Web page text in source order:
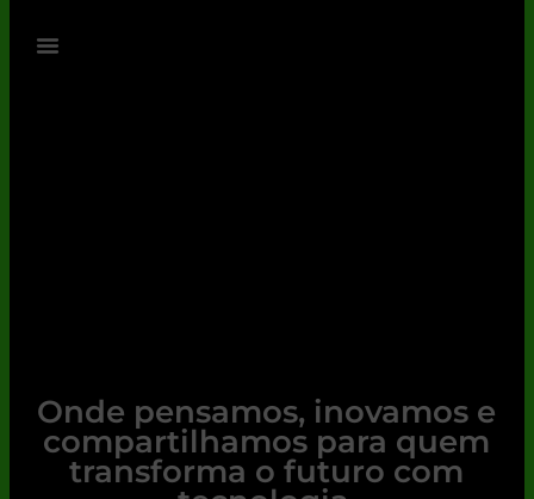
Onde pensamos, inovamos e
compartilhamos para quem
transforma o futuro com